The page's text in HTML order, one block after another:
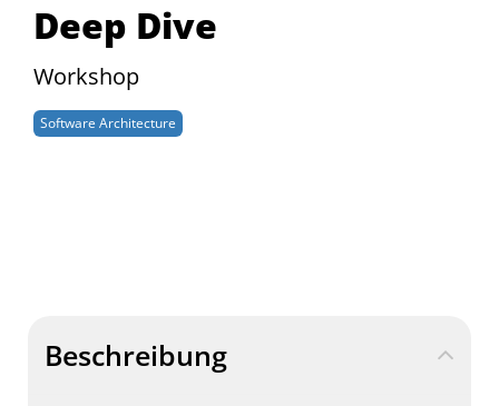
Deep Dive
Workshop
Software Architecture
Beschreibung